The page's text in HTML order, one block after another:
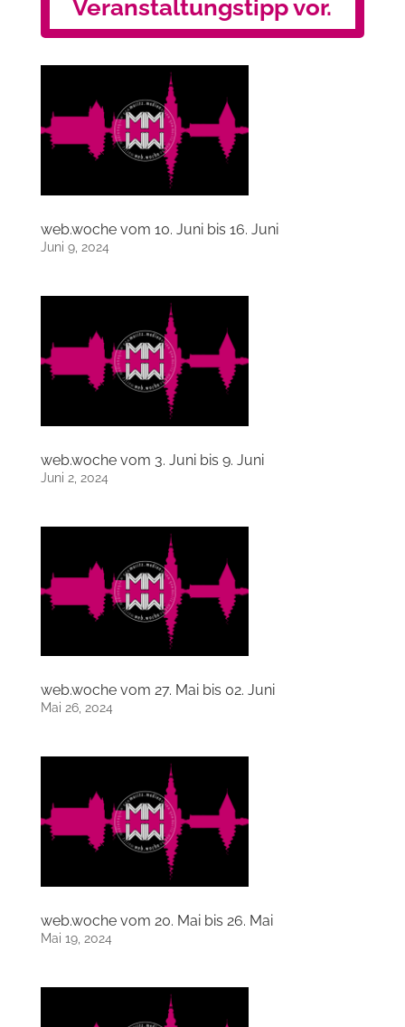
Veranstaltungstipp vor.
web.woche vom 10. Juni bis 16. Juni
Juni 9, 2024
web.woche vom 3. Juni bis 9. Juni
Juni 2, 2024
web.woche vom 27. Mai bis 02. Juni
Mai 26, 2024
web.woche vom 20. Mai bis 26. Mai
Mai 19, 2024